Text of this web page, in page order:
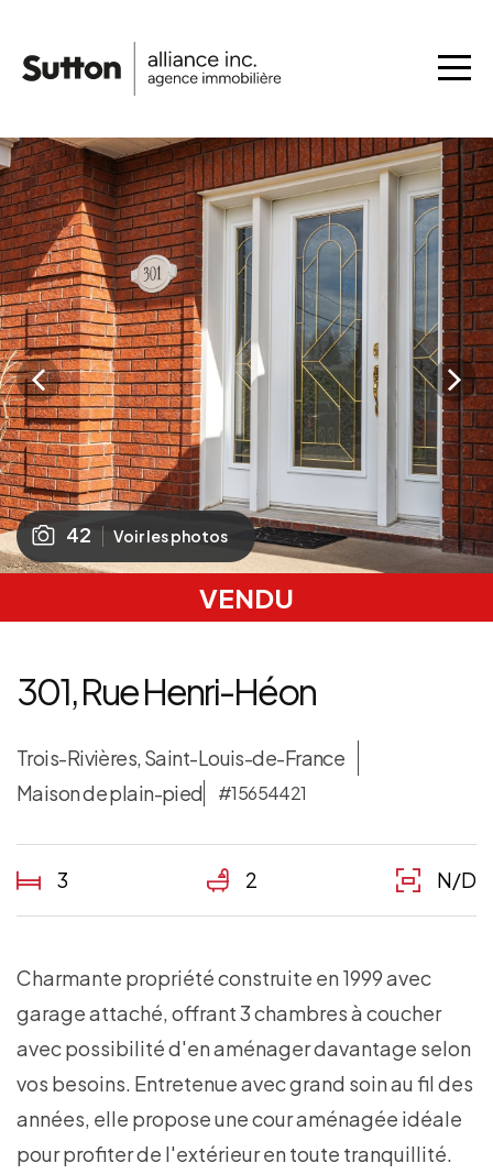
42 Voir les photos
VENDU
301, Rue Henri-Héon
Trois-Rivières, Saint-Louis-de-France
Maison de plain-pied
#15654421
3 2 N/D
Charmante propriété construite en 1999 avec
garage attaché, offrant 3 chambres à coucher
avec possibilité d'en aménager davantage selon
vos besoins. Entretenue avec grand soin au fil des
années, elle propose une cour aménagée idéale
pour profiter de l'extérieur en toute tranquillité.